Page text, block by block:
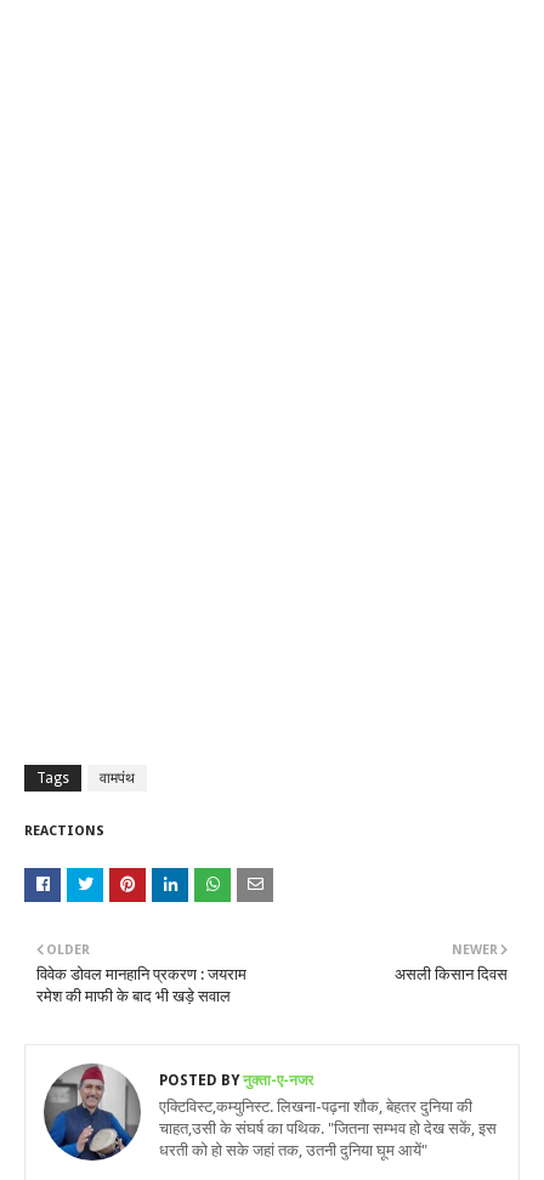
Tags वामपंथ
REACTIONS
NEWER
असली किसान दिवस
OLDER
विवेक डोवल मानहानि प्रकरण : जयराम
रमेश की माफी के बाद भी खड़े सवाल
POSTED BYनुक्ता-ए-नजर
एक्टिविस्ट,कम्युनिस्ट. लिखना-पढ़ना शौक, बेहतर दुनिया की
चाहत,उसी के संघर्ष का पथिक. "जितना सम्भव हो देख सकें, इस
धरती को हो सके जहां तक, उतनी दुनिया घूम आयें"